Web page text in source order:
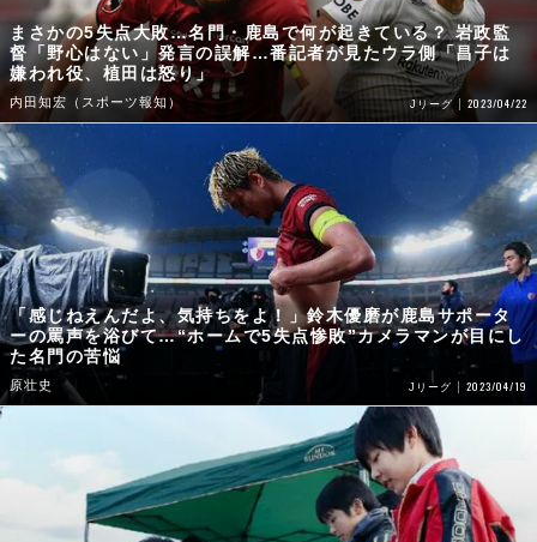
まさかの5失点大敗…名門・鹿島で何が起きている？ 岩政監
督「野心はない」発言の誤解…番記者が見たウラ側「昌子は
嫌われ役、植田は怒り」
内田知宏（スポーツ報知） Jリーグ 2023/04/22
「感じねえんだよ、気持ちをよ！」鈴木優磨が鹿島サポータ
ーの罵声を浴びて…“ホームで5失点惨敗”カメラマンが目にし
た名門の苦悩
原壮史 Jリーグ 2023/04/19